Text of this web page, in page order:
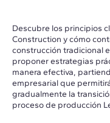
Descubre los principios
Construction y cómo
construcción tradicional
proponer estrategias
manera efectiva,
empresarial que
gradualmente la
proceso de producción